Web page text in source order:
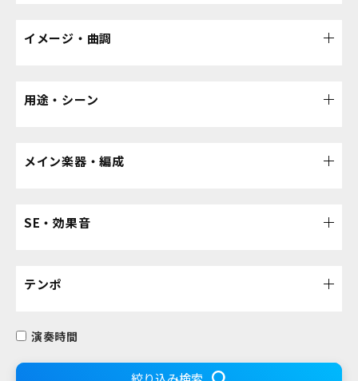
イメージ・曲調
用途・シーン
メイン楽器・編成
SE・効果音
テンポ
演奏時間